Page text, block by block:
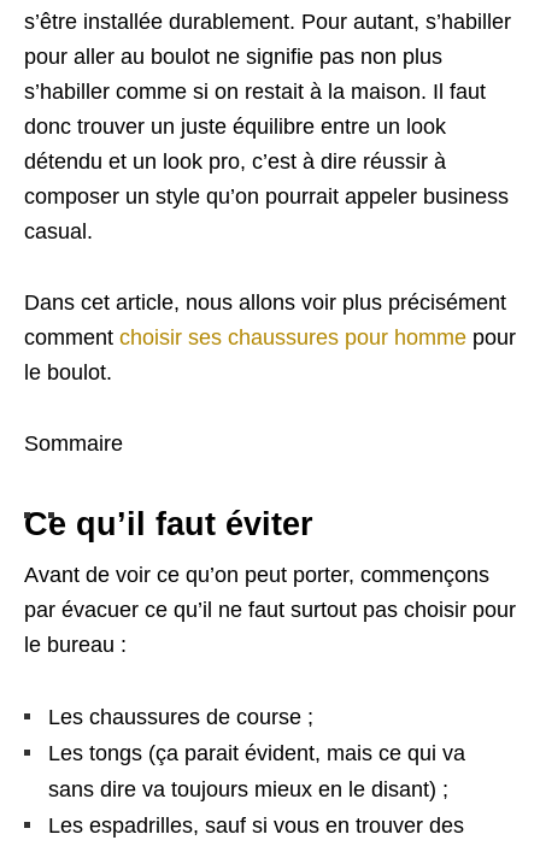
s’être installée durablement. Pour autant, s’habiller
pour aller au boulot ne signifie pas non plus
s’habiller comme si on restait à la maison. Il faut
donc trouver un juste équilibre entre un look
détendu et un look pro, c’est à dire réussir à
composer un style qu’on pourrait appeler business
casual.
Dans cet article, nous allons voir plus précisément
comment choisir ses chaussures pour homme pour
le boulot.
Sommaire
Ce qu’il faut éviter
Avant de voir ce qu’on peut porter, commençons
par évacuer ce qu’il ne faut surtout pas choisir pour
le bureau :
Les chaussures de course ;
Les tongs (ça parait évident, mais ce qui va
sans dire va toujours mieux en le disant) ;
Les espadrilles, sauf si vous en trouver des